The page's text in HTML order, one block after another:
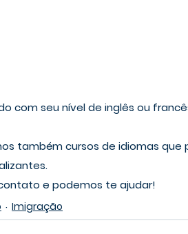
com seu nível de inglês ou
também cursos de idiomas
e podemos te ajudar!
Imigração